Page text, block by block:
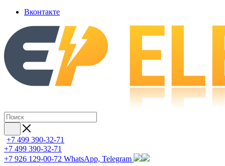
Вконтакте
+7 499 390-32-71
+7 499 390-32-71
+7 926 129-00-72 WhatsApp, Telegram